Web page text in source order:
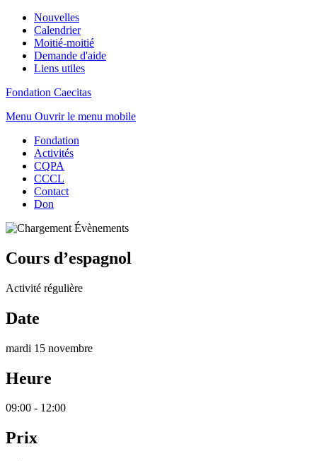
Nouvelles
Calendrier
Moitié-moitié
Demande d'aide
Liens utiles
Fondation Caecitas
Menu Ouvrir le menu mobile
Fondation
Activités
CQPA
CCCL
Contact
Don
Cours d’espagnol
Activité régulière
Date
mardi 15 novembre
Heure
09:00 - 12:00
Prix